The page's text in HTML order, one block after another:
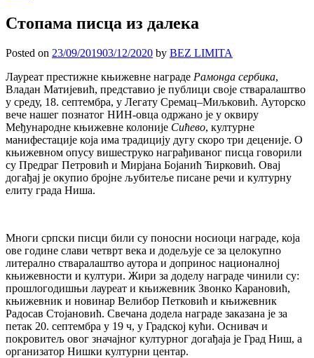
Стопама писца из далека
Posted on 23/09/201903/12/2020 by BEZ LIMITA
Лауреат престижне књижевне награде Рамонда сербика,
Владан Матијевић, представио је публици своје стваралаштво
у среду, 18. септембра, у Легату Сремац–Миљковић. Ауторско
вече нашег познатог НИН-овца одржано је у оквиру
Међународне књижевне колоније Сићево, културне
манифестације која има традицију дугу скоро три деценије. О
књижевном опусу вишеструко награђиваног писца говорили
су Предраг Петровић и Мирјана Бојанић Ћирковић. Овај
догађај је окупио бројне љубитеље писане речи и културну
елиту града Ниша.
Многи српски писци били су поносни носиоци награде, која
ове године слави четврт века и додељује се за целокупно
литерално стваралаштво аутора и допринос националној
књижевности и култури. Жири за доделу награде чинили су:
прошлогодишњи лауреат и књижевник Звонко Карановић,
књижевник и новинар Велибор Петковић и књижевник
Радосав Стојановић. Свечана додела награде заказана је за
петак 20. септембра у 19 ч, у Градској кући. Оснивач и
покровитељ овог значајног културног догађаја је Град Ниш, а
организатор Нишки културни центар.